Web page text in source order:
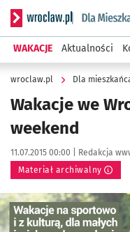
Serwis informacyjny
WAKACJE Aktualności
wroclaw.pl Dla
Wakacje we
weekend
Data publikacji:
11.07.2015 00:00 | Autor:
Redakcja
Materiał archiwalny
Kliknij, aby powiększyć